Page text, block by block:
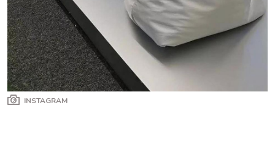
INSTAGRAM